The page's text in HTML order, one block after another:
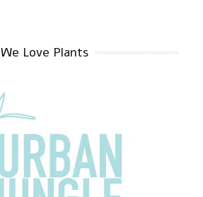
We Love Plants